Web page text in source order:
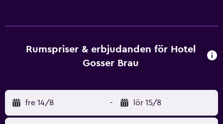
utställningscentret "Messe Wels") har hotellet en av
Österrikes största ölträdgårdar. På sommaren är det nästan
Rumspriser & erbjudanden för Hotel
Gosser Brau
fre 14/8 - lör 15/8